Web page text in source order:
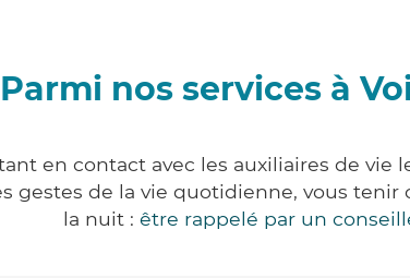
Parmi nos services à
en contact avec les auxiliaires de vie
gestes de la vie quotidienne, vous
la nuit : être rappelé par un